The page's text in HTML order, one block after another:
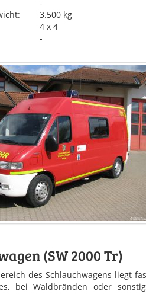
-
3.500 kg
4 x 4
-
(SW 2000 Tr)
des Schlauchwagens liegt
bei Waldbränden oder